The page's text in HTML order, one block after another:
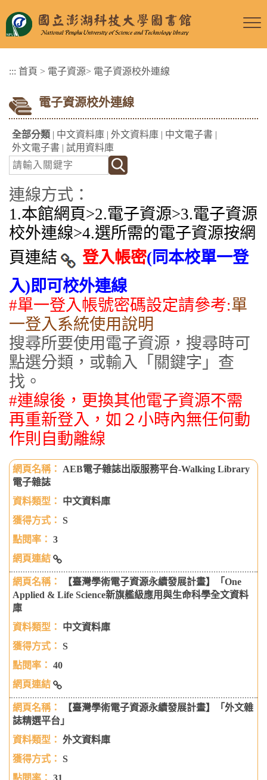
::: 首頁 > 電子資源> 電子資源校外連線
電子資源校外連線
全部分類 | 中文資料庫 | 外文資料庫 | 中文電子書 |
外文電子書 | 試用資料庫
連線方式：
1.本館網頁>2.電子資源>3.電子資源
校外連線>4.選所需的電子資源按網
頁連結
登入帳密(同本校單一登
入)即可校外連線
#單一登入帳號密碼設定請參考:單
一登入系統使用說明
搜尋所要使用電子資源，搜尋時可
點選分類，或輸入「關鍵字」查
找。
#連線後，更換其他電子資源不需
再重新登入，如２小時內無任何動
作則自動離線
AEB電子雜誌出版服務平台-Walking Library
電子雜誌
中文資料庫
S
3
AEB電子雜誌出版服務平台-Walking Library電子雜誌
【臺灣學術電子資源永續發展計畫】「One
Applied & Life Science新旗艦級應用與生命科學全文資料
庫
中文資料庫
S
40
【臺灣學術電子資源永續發展計畫】「One Applied & Life
Science新旗艦級應用與生命科學全文資料庫
【臺灣學術電子資源永續發展計畫】「外文雜
誌精選平台」
外文資料庫
S
31